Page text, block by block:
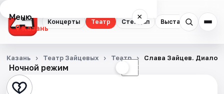
Концерты Театр Стендап Выставки
Меню ×
Казань
Концерты
Театр
Ночной режим ☾
Казань Театр Зайцевых Театр Слава Зайцев. Диалог